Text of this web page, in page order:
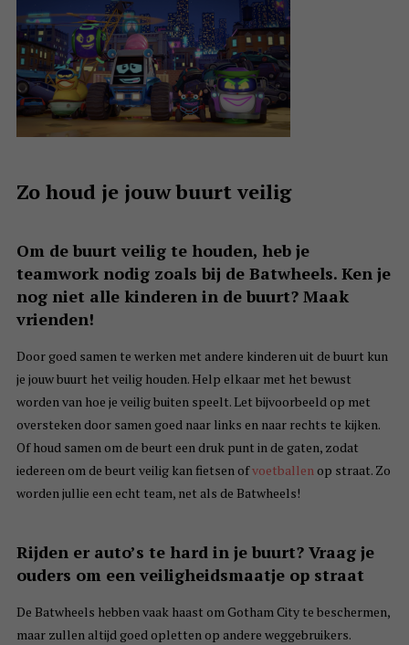
Zo houd je jouw buurt veilig
Om de buurt veilig te houden, heb je
teamwork nodig zoals bij de Batwheels. Ken je
nog niet alle kinderen in de buurt? Maak
vrienden!
Door goed samen te werken met andere kinderen uit de buurt kun
je jouw buurt het veilig houden. Help elkaar met het bewust
worden van hoe je veilig buiten speelt. Let bijvoorbeeld op met
oversteken door samen goed naar links en naar rechts te kijken.
Of houd samen om de beurt een druk punt in de gaten, zodat
iedereen om de beurt veilig kan fietsen ofvoetballenop straat. Zo
worden jullie een echt team, net als de Batwheels!
Rijden er auto’s te hard in je buurt? Vraag je
ouders om een veiligheidsmaatje op straat
De Batwheels hebben vaak haast om Gotham City te beschermen,
maar zullen altijd goed opletten op andere weggebruikers.